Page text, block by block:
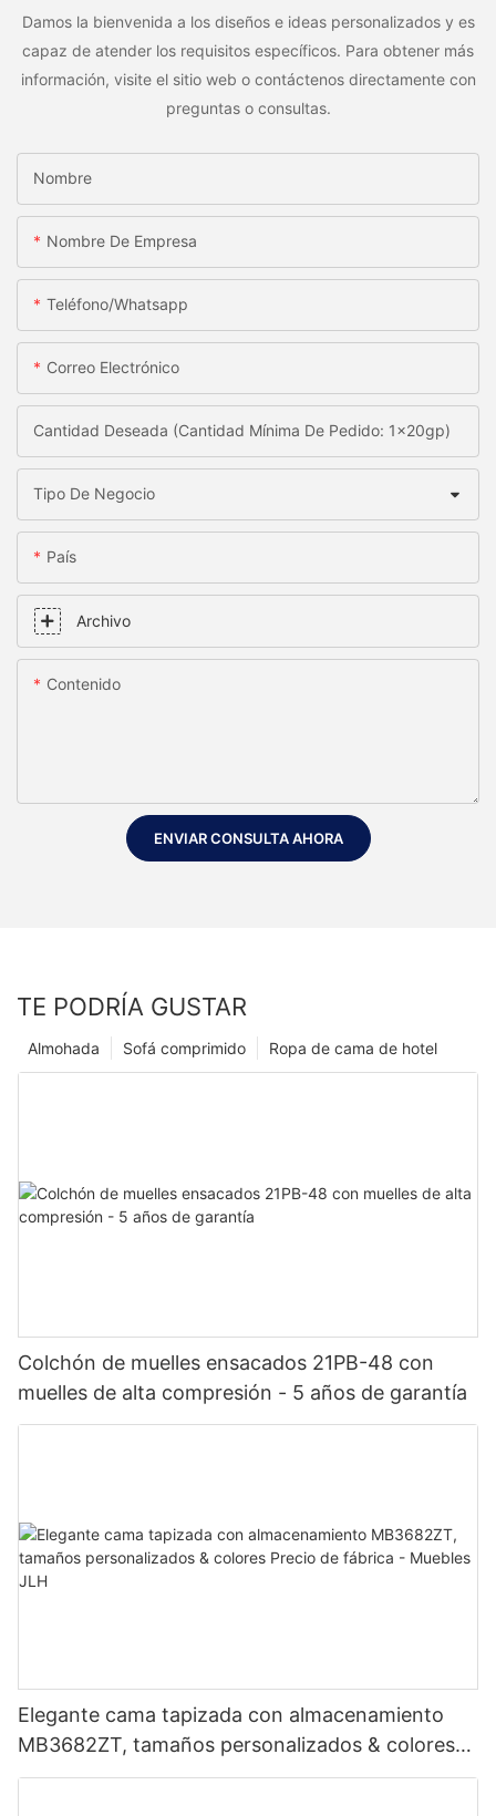
Damos la bienvenida a los diseños e ideas personalizados y es
capaz de atender los requisitos específicos. Para obtener más
información, visite el sitio web o contáctenos directamente con
preguntas o consultas.
Nombre
Nombre De Empresa
Teléfono/whatsapp
Correo Electrónico
Cantidad Deseada (Cantidad Mínima De Pedido: 1x20gp)
Tipo De Negocio
País
Archivo
Contenido
ENVIAR CONSULTA AHORA
TE PODRÍA GUSTAR
Ropa de cama de hotel
Sofá comprimido
Almohada
Colchón de muelles ensacados 21PB-48 con
muelles de alta compresión - 5 años de garantía
Elegante cama tapizada con almacenamiento
MB3682ZT, tamaños personalizados & colores
Precio de fábrica - Muebles JLH